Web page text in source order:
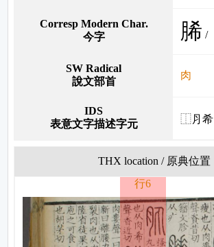
Corresp Modern Char.
今字
脪 /
SW Radical
說文部首
肉
IDS
表意文字描述字元
⿰⺼希
THX location / 原典位置
行6